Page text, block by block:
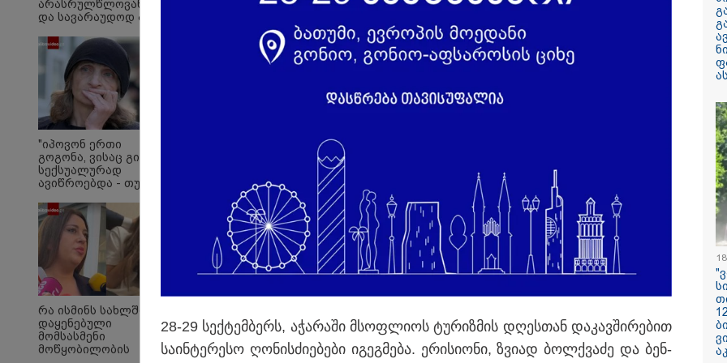
მოწოდება სამ ეტაპად მოხდება - ფორმების
რეალიზაცია პირველი კლასის მოსწავლეებისთვის
1–14 სექტემბრის პერიოდში, ხოლო მეორე და
მესამე ეტაპებზე - ოქტომბრიდან დეკემბრის
ჩათვლით განხორციელდება
"ჩანაწერში
მიმდინარეობს -
რომ ის არა
ეთანხმება
არამედ
წინმსწრებ
ფლობდა” - რა
ჩანაწერში,
მამას
რატომ
საქართველო
გველოდება თუ
ზამთარში
ენერგოკრიზისი
"პრობლემის
დაახლოებით
სასკოლო
არასრულწლოვანების
და სავარაუდოდ არა
არასრულწლოვანების
ჯგუფი" - რა
ინფორმაციას
ავრცელებს
ადვოკატი?
"იპოვონ ერთი
გოგონა, ვისაც გიგა
სექსუალურად
ავიწროებდა - თუ
ლარს
ოფიციალურად,
სახალხოდ გადავცემ"
- ეკა კუპატაძე
განცხადებას
ავრცელებს
რა ისმინს სახლში
დაყენებული
მომსასმენი
მოწყობილობის
28-29 სექ­ტემ­ბერს, აჭა­რა­ში მსოფ­ლი­ოს ტუ­რიზ­მის დღეს­თან და­კავ­ში­რე­ბით
სა­ინ­ტე­რე­სო ღო­ნის­ძი­ე­ბე­ბი იგეგ­მე­ბა. ერი­სი­ო­ნი, ზვი­ად ბოლ­ქვა­ძე და ბენ­